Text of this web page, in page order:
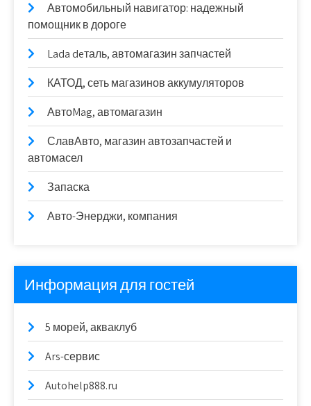
Автомобильный навигатор: надежный
помощник в дороге
Lada deталь, автомагазин запчастей
КАТОД, сеть магазинов аккумуляторов
АвтоMag, автомагазин
СлавАвто, магазин автозапчастей и
автомасел
Запаска
Авто-Энерджи, компания
Информация для гостей
5 морей, акваклуб
Ars-сервис
Autohelp888.ru